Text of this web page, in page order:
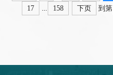
17
... 158 下页 到第